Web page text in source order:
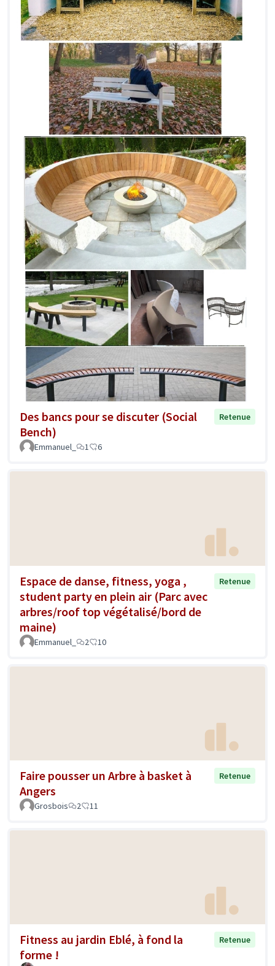
Des bancs pour se discuter (Social
Bench)
Retenue
Emmanuel_ 1 6
Espace de danse, fitness, yoga ,
student party en plein air (Parc avec
arbres/roof top végétalisé/bord de
maine)
Retenue
Emmanuel_ 2 10
Faire pousser un Arbre à basket à
Angers
Retenue
Grosbois 2 11
Fitness au jardin Eblé, à fond la
forme !
Retenue